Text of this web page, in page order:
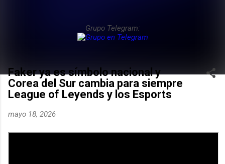
Grupo Telegram:
Faker ya es símbolo nacional y
Corea del Sur cambia para siempre
League of Leyends y los Esports
mayo 18, 2026